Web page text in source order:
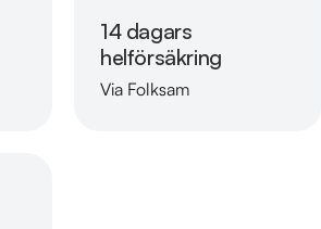
bilfirma! Alla våra bilar är leveransklara
som passar just dina behov och
vi tar gärna din gamla bil i inbyte.
14 dagars
helförsäkring
Via Folksam